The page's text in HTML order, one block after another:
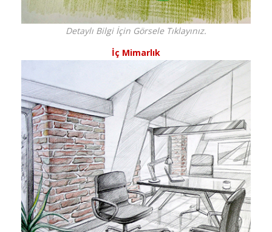
Detaylı Bilgi İçin Görsele Tıklayınız.
İç Mimarlık